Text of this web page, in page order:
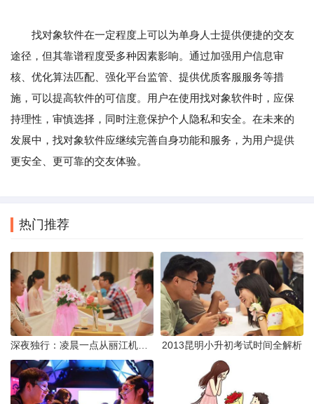
找对象软件在一定程度上可以为单身人士提供便捷的交友
途径，但其靠谱程度受多种因素影响。通过加强用户信息审
核、优化算法匹配、强化平台监管、提供优质客服服务等措
施，可以提高软件的可信度。用户在使用找对象软件时，应保
持理性，审慎选择，同时注意保护个人隐私和安全。在未来的
发展中，找对象软件应继续完善自身功能和服务，为用户提供
更安全、更可靠的交友体验。
热门推荐
2013昆明小升初考试时间全解析